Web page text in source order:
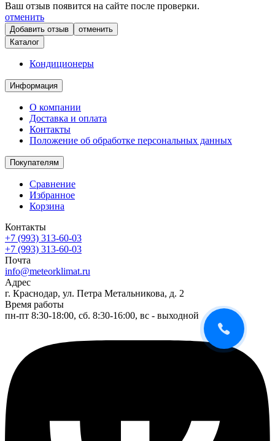
Ваш отзыв появится на сайте после проверки.
отменить
отменить
Каталог
Кондиционеры
Информация
О компании
Доставка и оплата
Контакты
Положение об обработке персональных данных
Покупателям
Сравнение
Избранное
Корзина
Контакты
+7 (993) 313-60-03
+7 (993) 313-60-03
Почта
info@meteorklimat.ru
Адрес
г. Краснодар, ул. Петра Метальникова, д. 2
Время работы
пн-пт 8:30-18:00, сб. 8:30-16:00, вс - выходной